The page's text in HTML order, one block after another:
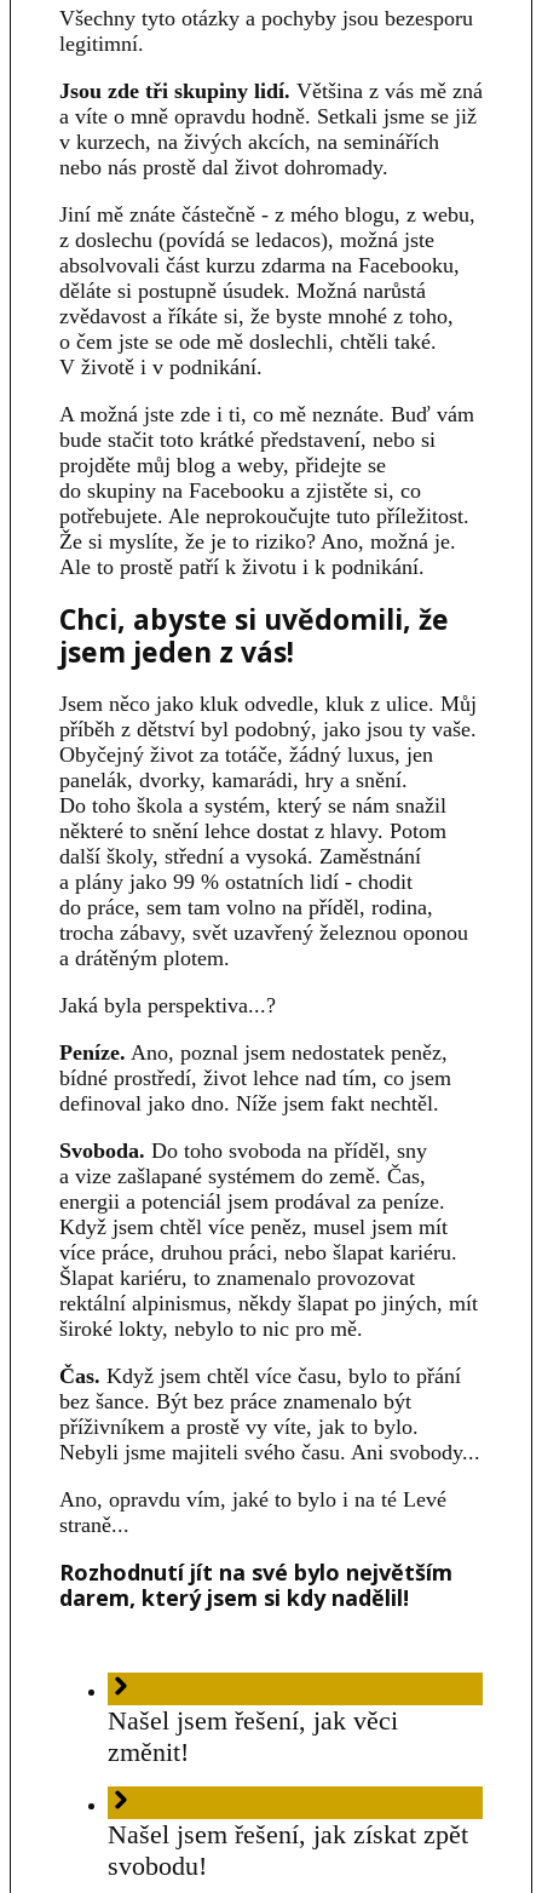
Všechny tyto otázky a pochyby jsou bezesporu
legitimní.
Jsou zde tři skupiny lidí. Většina z vás mě zná
a víte o mně opravdu hodně. Setkali jsme se již
v kurzech, na živých akcích, na seminářích
nebo nás prostě dal život dohromady.
Jiní mě znáte částečně - z mého blogu, z webu,
z doslechu (povídá se ledacos), možná jste
absolvovali část kurzu zdarma na Facebooku,
děláte si postupně úsudek. Možná narůstá
zvědavost a říkáte si, že byste mnohé z toho,
o čem jste se ode mě doslechli, chtěli také.
V životě i v podnikání.
A možná jste zde i ti, co mě neznáte. Buď vám
bude stačit toto krátké představení, nebo si
projděte můj blog a weby, přidejte se
do skupiny na Facebooku a zjistěte si, co
potřebujete. Ale neprokoučujte tuto příležitost.
Že si myslíte, že je to riziko? Ano, možná je.
Ale to prostě patří k životu i k podnikání.
Chci, abyste si uvědomili, že
jsem jeden z vás!
Jsem něco jako kluk odvedle, kluk z ulice. Můj
příběh z dětství byl podobný, jako jsou ty vaše.
Obyčejný život za totáče, žádný luxus, jen
panelák, dvorky, kamarádi, hry a snění.
Do toho škola a systém, který se nám snažil
některé to snění lehce dostat z hlavy. Potom
další školy, střední a vysoká. Zaměstnání
a plány jako 99 % ostatních lidí - chodit
do práce, sem tam volno na příděl, rodina,
trocha zábavy, svět uzavřený železnou oponou
a drátěným plotem.
Jaká byla perspektiva...?
Peníze. Ano, poznal jsem nedostatek peněz,
bídné prostředí, život lehce nad tím, co jsem
definoval jako dno. Níže jsem fakt nechtěl.
Svoboda. Do toho svoboda na příděl, sny
a vize zašlapané systémem do země. Čas,
energii a potenciál jsem prodával za peníze.
Když jsem chtěl více peněz, musel jsem mít
více práce, druhou práci, nebo šlapat kariéru.
Šlapat kariéru, to znamenalo provozovat
rektální alpinismus, někdy šlapat po jiných, mít
široké lokty, nebylo to nic pro mě.
Čas. Když jsem chtěl více času, bylo to přání
bez šance. Být bez práce znamenalo být
příživníkem a prostě vy víte, jak to bylo.
Nebyli jsme majiteli svého času. Ani svobody...
Ano, opravdu vím, jaké to bylo i na té Levé
straně...
Rozhodnutí jít na své bylo největším
darem, který jsem si kdy nadělil!
Našel jsem řešení, jak věci
změnit!
Našel jsem řešení, jak získat zpět
svobodu!